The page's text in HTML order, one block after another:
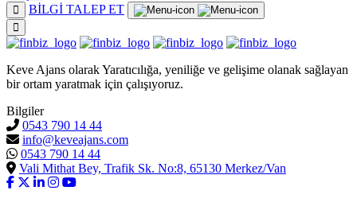
BİLGİ TALEP ET
Keve Ajans olarak Yaratıcılığa, yeniliğe ve gelişime olanak sağlayan
bir ortam yaratmak için çalışıyoruz.
Bilgiler
0543 790 14 44
info@keveajans.com
0543 790 14 44
Vali Mithat Bey, Trafik Sk. No:8, 65130 Merkez/Van